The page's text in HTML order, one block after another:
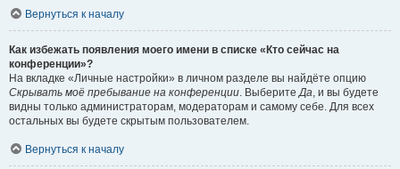
Вернуться к началу
Как избежать появления моего имени в списке «Кто сейчас на
конференции»?
На вкладке «Личные настройки» в личном разделе вы найдёте опцию
Скрывать моё пребывание на конференции. ВыберитеДа, и вы будете
видны только администраторам, модераторам и самому себе. Для всех
остальных вы будете скрытым пользователем.
Вернуться к началу